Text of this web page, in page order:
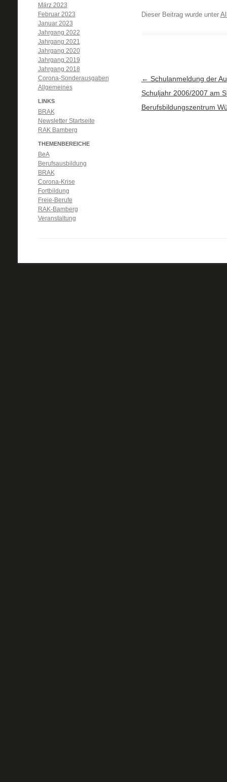
Dieser Beitrag wurde unter
Artikel-Navigation
← Schulanmeldung der
Schuljahr 2006/2007 am
Berufsbildungszentrum
März 2023
Februar 2023
Januar 2023
Jahrgang 2022
Jahrgang 2021
Jahrgang 2020
Jahrgang 2019
Jahrgang 2018
Corona-Sonderausgaben
Allgemeines
LINKS
BRAK
Newsletter Startseite
RAK Bamberg
THEMENBEREICHE
BeA
Berufsausbildung
BRAK
Corona-Krise
Fortbildung
Freie-Berufe
RAK-Bamberg
Veranstaltung